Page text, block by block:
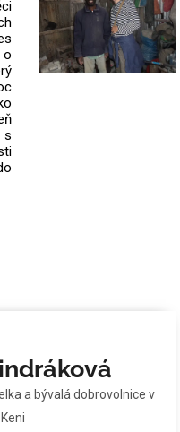
a bývalá dobrovolnice v
Keni